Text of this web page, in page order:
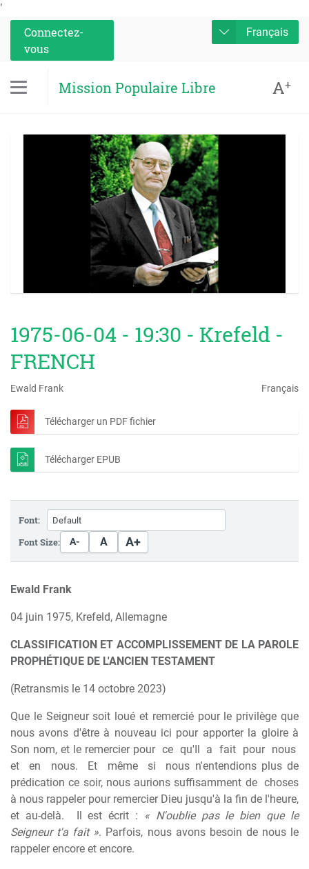
'
Connectez-
vous
Français
Mission Populaire Libre A+
1975-06-04 - 19:30 - Krefeld -
FRENCH
Ewald Frank Français
Télécharger un PDF fichier
Télécharger EPUB
Font:
Font Size:
A- A A+
Ewald Frank
04 juin 1975, Krefeld, Allemagne
CLASSIFICATION ET ACCOMPLISSEMENT DE LA PAROLE
PROPHÉTIQUE DE L'ANCIEN TESTAMENT
(Retransmis le 14 octobre 2023)
Que le Seigneur soit loué et remercié pour le privilège que
nous avons d'être à nouveau ici pour apporter la gloire à
Son nom, et le remercier pour ce qu'Il a fait pour nous
et
en nous. Et même si
nous n'entendions plus de
prédication ce soir, nous aurions suffisamment de choses
à nous rappeler pour remercier Dieu jusqu'à la fin de l'heure,
et au-delà.
Il est écrit :
« N'oublie pas le bien que le
Seigneur t'a fait ». Parfois, nous avons besoin de nous le
rappeler encore et encore.